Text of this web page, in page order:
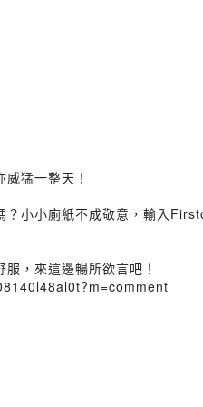
猛一整天！
？小小廁紙不成敬意，輸入
，來這邊暢所欲言吧！